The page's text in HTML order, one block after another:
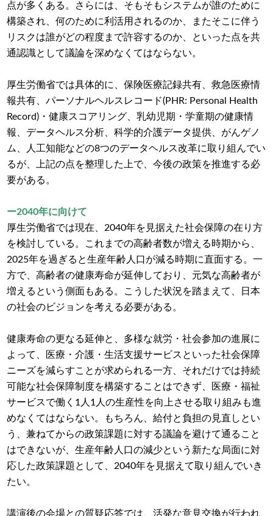
点が多くある。さらには、そもそもシステムが誰のために
構築され、何のために利活用されるのか、またそこに伴う
リスクは誰がどの程度まで許容するのか、といった点を共
通認識として議論を深めなくてはならない。
厚生労働省では具体的に、保険医療記録共有、救急医療情
報共有、パーソナルヘルスレコード(PHR: Personal Health
Record)・健康スコアリング、乳幼児期・学童期の健康情
報、データヘルス分析、科学的介護データ提供、がんゲノ
ム、人工知能などの8つのデータヘルス改革に取り組んでい
るが、上記の点を整理した上で、今後の政策を推進する必
要がある。
ー2040年に向けて
厚生労働省では現在、2040年を見据えた社会保障の在り方
を検討している。これまでの高齢者数が増える時期から、
2025年を過ぎると生産年齢人口が減る時期に直面する。一
方で、高齢者の健康寿命が延伸しており、元気な高齢者が
増えるという側面もある。こうした状況を踏まえて、日本
の社会のビジョンを考える必要がある。
健康寿命の更なる延伸と、多様な就労・社会参加の進展に
よって、医療・介護・生活支援サービスといった社会保障
ニーズを減らすことが求められる一方、それだけでは持続
可能な社会保障制度を構築することはできず、医療・福祉
サービスで働く1人1人の生産性を向上させる取り組みも進
めなくてはならない。もちろん、給付と負担の見直しとい
う、兼ねてからの政策課題に対する議論を避けて通ること
はできないが、生産年齢人口の減少という新たな局面に対
応した政策課題として、2040年を見据えて取り組んでいき
たい。
講演後の会場との質疑応答では、活発な意見交換が行われ